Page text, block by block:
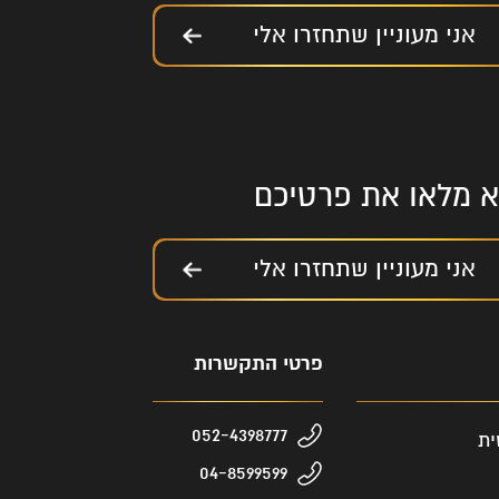
אני מעוניין שתחזרו אלי
מלאו את פרטיכם
אני מעוניין שתחזרו אלי
פרטי התקשרות
052-4398777
04-8599599